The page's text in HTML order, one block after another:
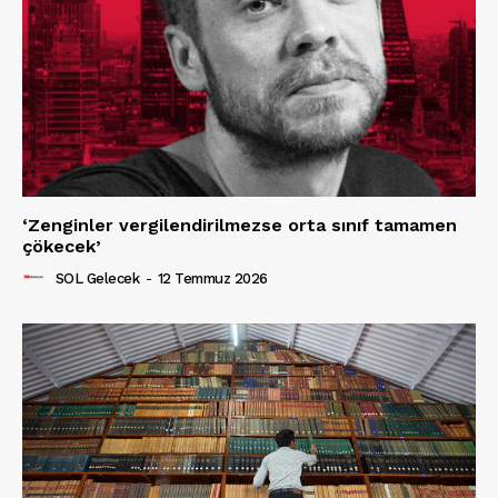
‘Zenginler vergilendirilmezse orta sınıf tamamen
çökecek’
SOL Gelecek - 12 Temmuz 2026